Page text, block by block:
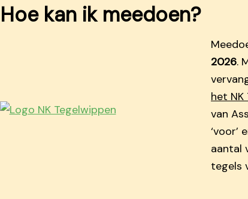
Hoe kan ik meedoen?
2026.
het NK
van
‘voor’
aantal
tegels